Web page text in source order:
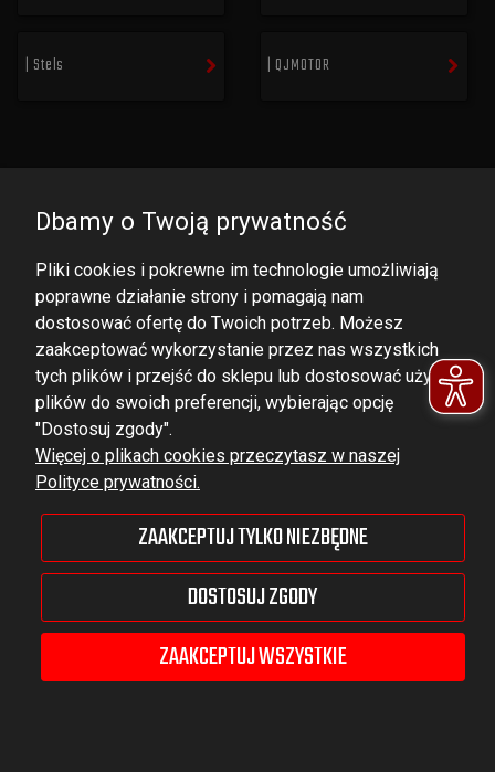
| Stels | QJMOTOR
DOMINATOR GROUP Sp. z o.o.
Ludowa 59, 43-514 Kaniów,
POLAND
VAT ID No.: 6521751083
dominator@dominator.pl
© Copyright 2022 | Dominator Group Sp. z o. o.
Dbamy o Twoją prywatność
Pliki cookies i pokrewne im technologie umożliwiają
poprawne działanie strony i pomagają nam
dostosować ofertę do Twoich potrzeb. Możesz
zaakceptować wykorzystanie przez nas wszystkich
tych plików i przejść do sklepu lub dostosować użycie
plików do swoich preferencji, wybierając opcję
"Dostosuj zgody".
Więcej o plikach cookies przeczytasz w naszej
Polityce prywatności.
ZAAKCEPTUJ TYLKO NIEZBĘDNE
DOSTOSUJ ZGODY
ZAAKCEPTUJ WSZYSTKIE